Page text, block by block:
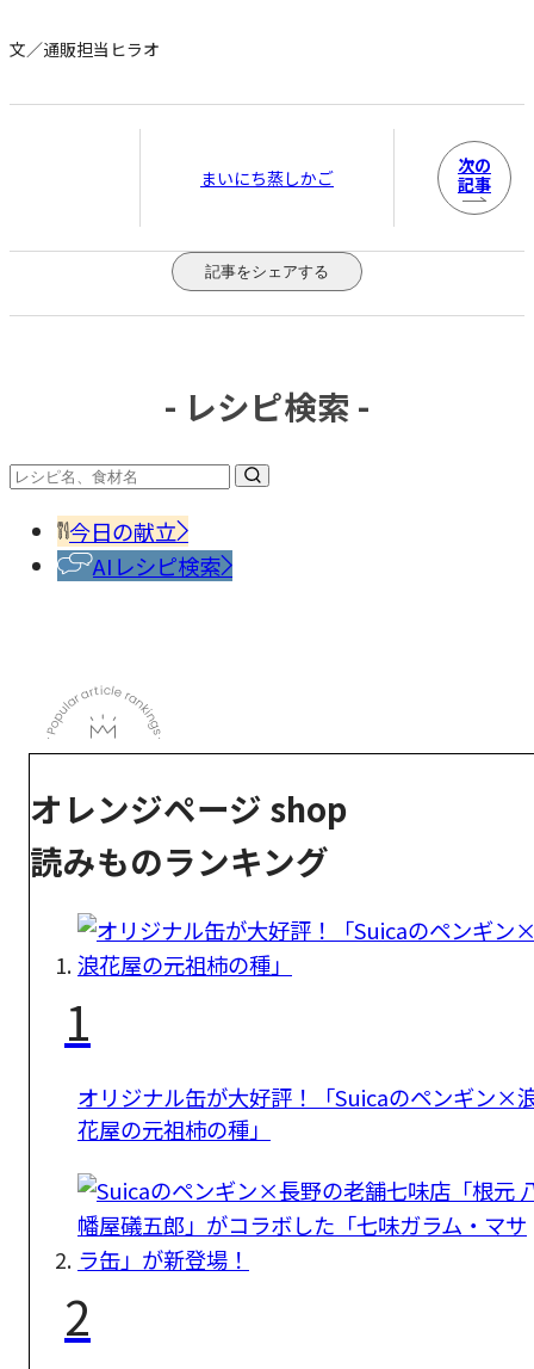
文／通販担当ヒラオ
まいにち蒸しかご
次の
記事
記事をシェアする
- レシピ検索 -
今日の献立
AIレシピ検索
オレンジページ shop
読みものランキング
1
オリジナル缶が大好評！「Suicaのペンギン×
花屋の元祖柿の種」
2